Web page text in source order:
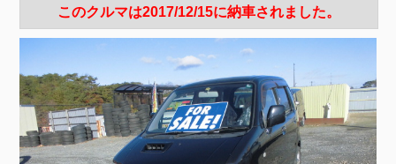
このクルマは2017/12/15に納車されました。